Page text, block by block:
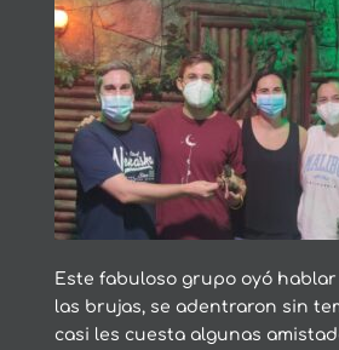
Este fabuloso grupo oyó
las brujas, se adentraron sin
casi les cuesta algunas